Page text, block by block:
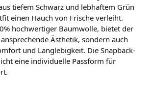
tiefem Schwarz und lebhaftem Grün
einen Hauch von Frische verleiht.
hochwertiger Baumwolle, bietet der
Ästhetik, sondern auch
und Langlebigkeit. Die Snapback-
eine individuelle Passform für